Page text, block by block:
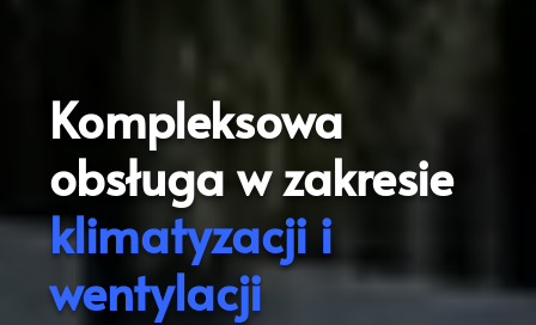
Kompleksowa
obsługa w zakresie
klimatyzacji i
wentylacji